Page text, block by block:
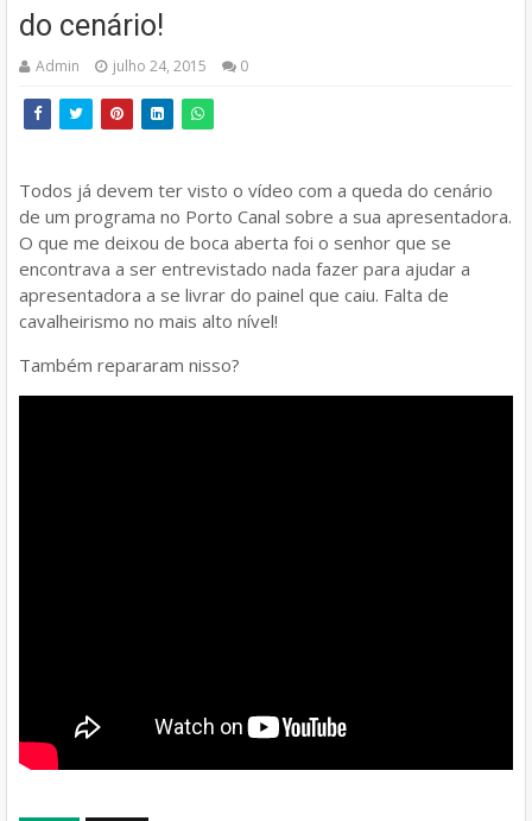
do cenário!
Admin julho 24, 2015 0
Todos já devem ter visto o vídeo com a queda do cenário
de um programa no Porto Canal sobre a sua apresentadora.
O que me deixou de boca aberta foi o senhor que se
encontrava a ser entrevistado nada fazer para ajudar a
apresentadora a se livrar do painel que caiu. Falta de
cavalheirismo no mais alto nível!
Também repararam nisso?